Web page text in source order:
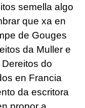
semella algo
que xa en
de Gouges
da Muller e
do
en Francia
da escritora